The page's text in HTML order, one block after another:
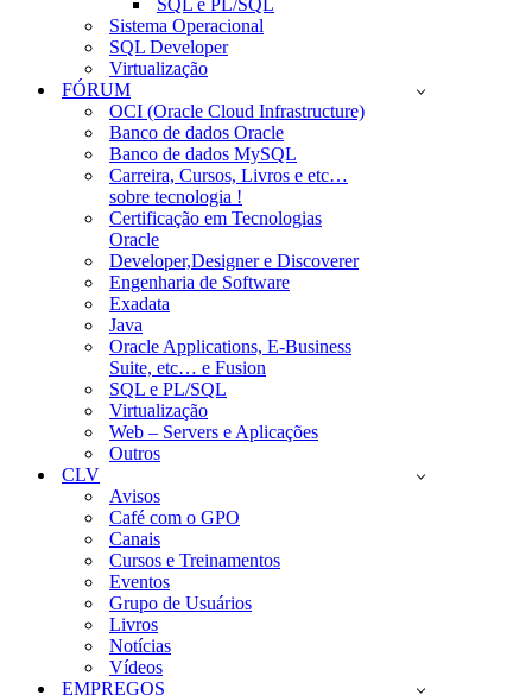
SQL e PL/SQL
Sistema Operacional
SQL Developer
Virtualização
FÓRUM
OCI (Oracle Cloud Infrastructure)
Banco de dados Oracle
Banco de dados MySQL
Carreira, Cursos, Livros e etc…
sobre tecnologia !
Certificação em Tecnologias
Oracle
Developer,Designer e Discoverer
Engenharia de Software
Exadata
Java
Oracle Applications, E-Business
Suite, etc… e Fusion
SQL e PL/SQL
Virtualização
Web – Servers e Aplicações
Outros
CLV
Avisos
Café com o GPO
Canais
Cursos e Treinamentos
Eventos
Grupo de Usuários
Livros
Notícias
Vídeos
EMPREGOS